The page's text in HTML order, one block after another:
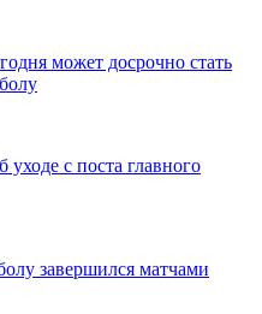
может досрочно стать
с поста главного
завершился матчами